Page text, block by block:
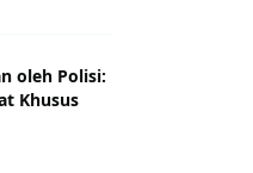
oleh Polisi:
Khusus